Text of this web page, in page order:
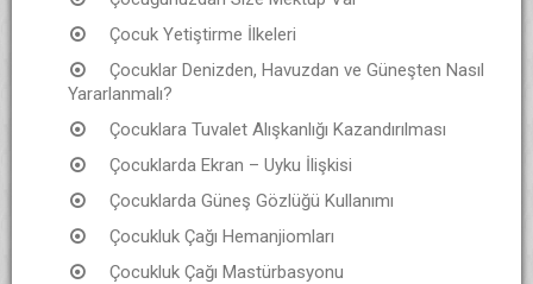
Çocuk Yetiştirme İlkeleri
Çocuklar Denizden, Havuzdan ve Güneşten Nasıl
Yararlanmalı?
Çocuklara Tuvalet Alışkanlığı Kazandırılması
Çocuklarda Ekran – Uyku İlişkisi
Çocuklarda Güneş Gözlüğü Kullanımı
Çocukluk Çağı Hemanjiomları
Çocukluk Çağı Mastürbasyonu